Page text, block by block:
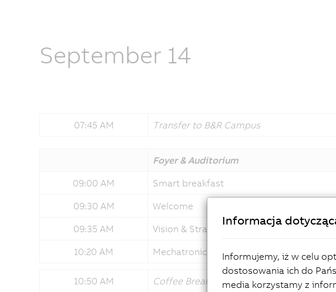
September 14
07:45 AM Transfer to B&R Campus
Foyer & Auditorium
09:00 AM
Smart breakfast
09:30 AM
Welcome
09:35 AM
Vision & Strategy from B&R top
10:20 AM
Mechatronic systems shaping adaptive
10:50 AM Coffee Break
Informacja
Informujemy, iż w celu
dostosowania ich do
media korzystamy z